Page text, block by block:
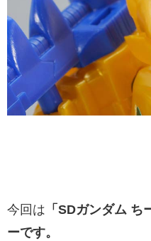
今回は 「SDガンダム
ーです。